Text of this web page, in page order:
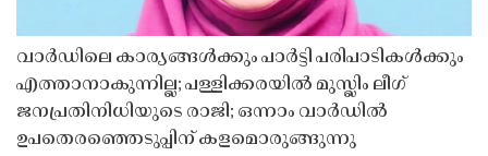
വാർഡിലെ കാര്യങ്ങൾക്കും പാർട്ടി പരിപാടികൾക്കും
എത്താനാകുന്നില്ല; പള്ളിക്കരയിൽ മുസ്ലിം ലീഗ്
ജനപ്രതിനിധിയുടെ രാജി; ഒന്നാം വാർഡിൽ
ഉപതെരഞ്ഞെടുപ്പിന് കളമൊരുങ്ങുന്നു